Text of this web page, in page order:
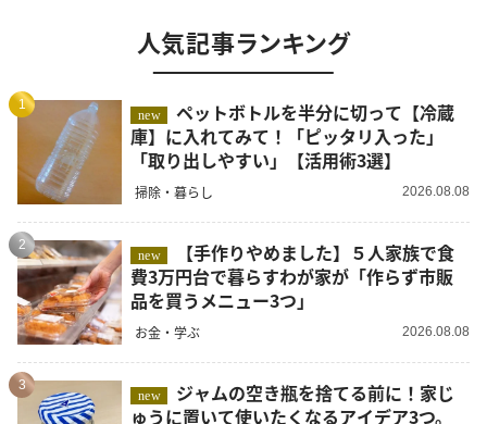
人気記事ランキング
1
new
ペットボトルを半分に切って【冷蔵
庫】に入れてみて！「ピッタリ入った」
「取り出しやすい」【活用術3選】
掃除・暮らし 2026.08.08
2
new
費3万円台で暮らすわが家が「作らず市販
品を買うメニュー3つ」
お金・学ぶ 2026.08.08
3
new
ゅうに置いて使いたくなるアイデア3つ。